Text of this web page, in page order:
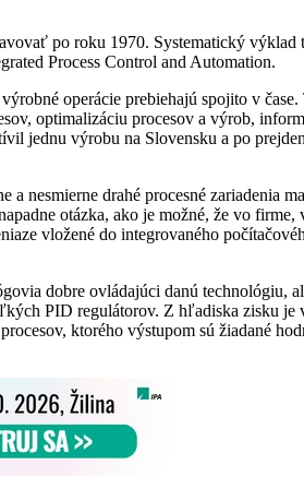
po roku 1970. Systematický
Process Control and Automation.
operácie prebiehajú spojito v
optimalizáciu procesov a výrob,
jednu výrobu na Slovensku a po
nesmierne drahé procesné zariadenia
otázka, ako je možné, že vo
vložené do integrovaného
dobre ovládajúci danú technológiu,
PID regulátorov. Z hľadiska zisku je
ktorého výstupom sú žiadané